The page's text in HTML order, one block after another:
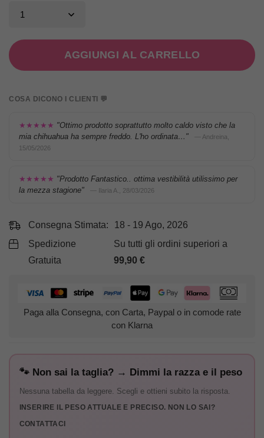
AGGIUNGI AL CARRELLO
COSA DICONO I CLIENTI 💬
★★★★★ "Ottimo prodotto soprattutto molto caldo visto che la
mia chihuahua ha sempre freddo. L'ho ordinata…"
— Andreina,
15/05/2026
★★★★★ "Prodotto Fantastico.. ottima vestibilità utilissimo per
la mezza stagione"
— Ilaria A., 28/03/2026
Consegna Stimata:
18 - 19 Ago, 2026
Spedizione
Gratuita
Su tutti gli ordini superiori a
99,90€
Paga alla Consegna, con Carta, Paypal o in comode rate
con Klarna
🐾 Non sai la taglia? → Dimmi la razza e il peso
Nessuna tabella da leggere. Scegli e ottieni subito la risposta.
INSERIRE IL PESO ATTUALE E PRECISO. NON LO SAI?
CONTATTACI